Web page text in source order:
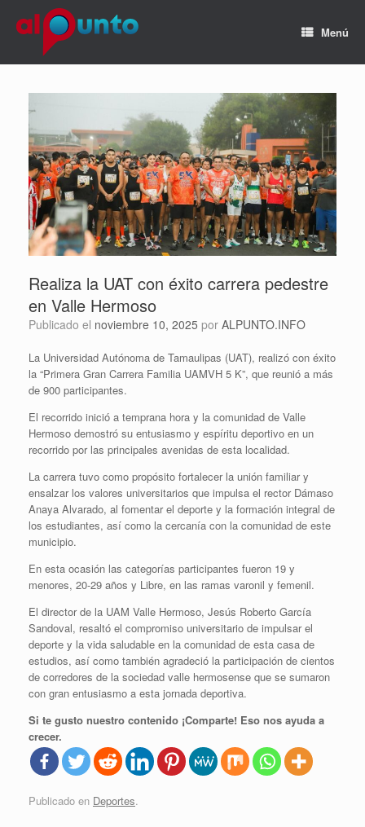
Menú
Realiza la UAT con éxito carrera pedestre
en Valle Hermoso
Publicado el noviembre 10, 2025 por ALPUNTO.INFO
La Universidad Autónoma de Tamaulipas (UAT), realizó con éxito
la “Primera Gran Carrera Familia UAMVH 5 K”, que reunió a más
de 900 participantes.
El recorrido inició a temprana hora y la comunidad de Valle
Hermoso demostró su entusiasmo y espíritu deportivo en un
recorrido por las principales avenidas de esta localidad.
La carrera tuvo como propósito fortalecer la unión familiar y
ensalzar los valores universitarios que impulsa el rector Dámaso
Anaya Alvarado, al fomentar el deporte y la formación integral de
los estudiantes, así como la cercanía con la comunidad de este
municipio.
En esta ocasión las categorías participantes fueron 19 y
menores, 20-29 años y Libre, en las ramas varonil y femenil.
El director de la UAM Valle Hermoso, Jesús Roberto García
Sandoval, resaltó el compromiso universitario de impulsar el
deporte y la vida saludable en la comunidad de esta casa de
estudios, así como también agradeció la participación de cientos
de corredores de la sociedad valle hermosense que se sumaron
con gran entusiasmo a esta jornada deportiva.
Si te gusto nuestro contenido ¡Comparte! Eso nos ayuda a
crecer.
Publicado en Deportes.